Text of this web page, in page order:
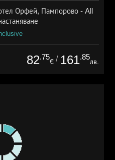
Орфей, Пампорово - All
82.75
€ / 161.85
лв.